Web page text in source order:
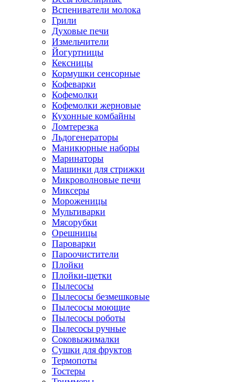
Вспениватели молока
Грили
Духовые печи
Измельчители
Йогуртницы
Кексницы
Кормушки сенсорные
Кофеварки
Кофемолки
Кофемолки жерновые
Кухонные комбайны
Ломтерезка
Льдогенераторы
Маникюрные наборы
Маринаторы
Машинки для стрижки
Микроволновые печи
Миксеры
Мороженицы
Мультиварки
Мясорубки
Орешницы
Пароварки
Пароочистители
Плойки
Плойки-щетки
Пылесосы
Пылесосы безмешковые
Пылесосы моющие
Пылесосы роботы
Пылесосы ручные
Соковыжималки
Сушки для фруктов
Термопоты
Тостеры